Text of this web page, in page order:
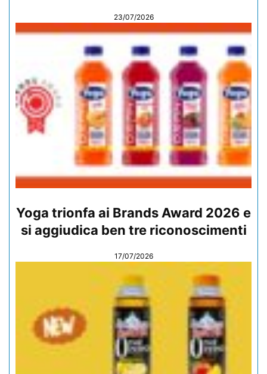
23/07/2026
Yoga trionfa ai Brands Award 2026 e
si aggiudica ben tre riconoscimenti
17/07/2026